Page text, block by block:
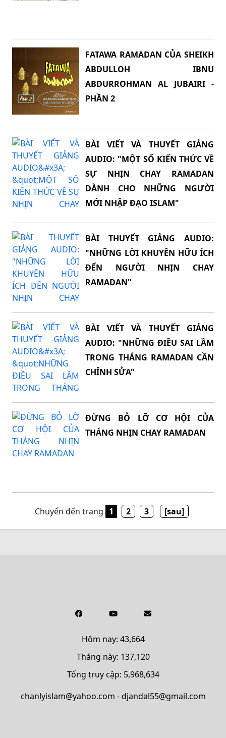
FATAWA RAMADAN CỦA SHEIKH
ABDULLOH IBNU
ABDURROHMAN AL JUBAIRI -
PHẦN 2
BÀI VIẾT VÀ THUYẾT GIẢNG
AUDIO: "MỘT SỐ KIẾN THỨC VỀ
SỰ NHỊN CHAY RAMADAN
DÀNH CHO NHỮNG NGƯỜI
MỚI NHẬP ĐẠO ISLAM"
BÀI THUYẾT GIẢNG AUDIO:
"NHỮNG LỜI KHUYÊN HỮU ÍCH
ĐẾN NGƯỜI NHỊN CHAY
RAMADAN"
BÀI VIẾT VÀ THUYẾT GIẢNG
AUDIO: "NHỮNG ĐIỀU SAI LẦM
TRONG THÁNG RAMADAN CẦN
CHỈNH SỬA"
ĐỪNG BỎ LỠ CƠ HỘI CỦA
THÁNG NHỊN CHAY RAMADAN
Chuyển đến trang 1 2 3 [sau]
Hôm nay: 43,664
Tháng này: 137,120
Tổng truy cập: 5,968,634
chanlyislam@yahoo.com - djandal55@gmail.com